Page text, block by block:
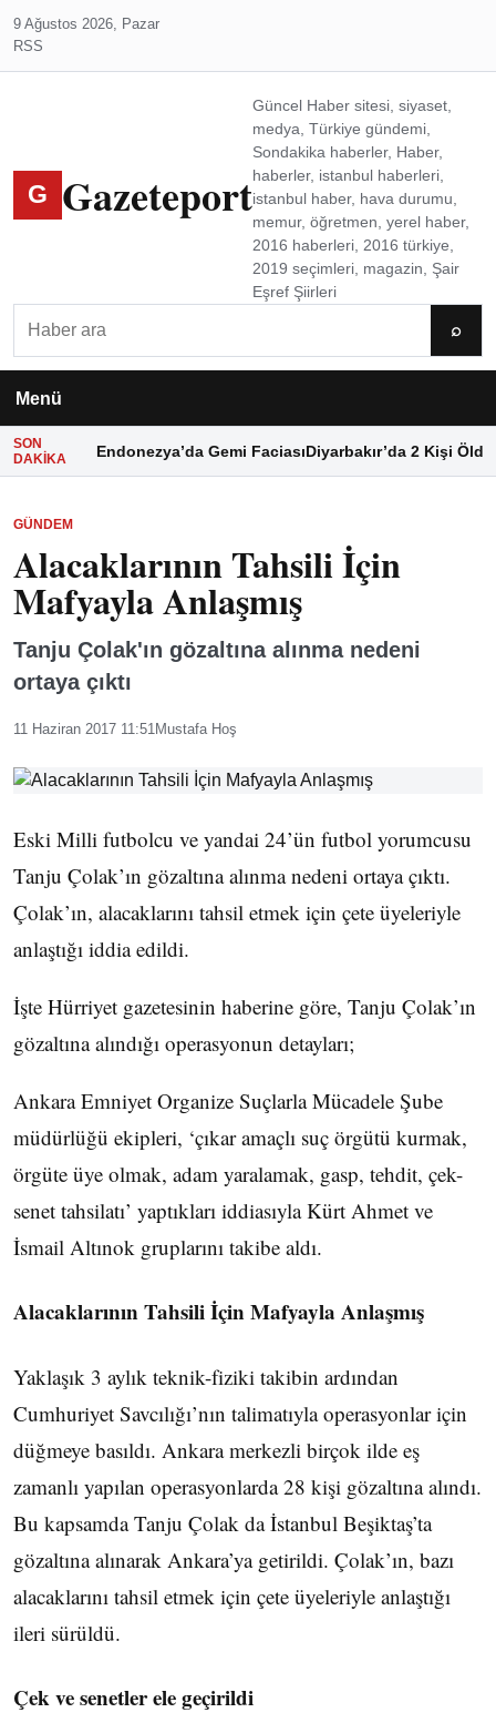
9 Ağustos 2026, Pazar
RSS
G Gazeteport
Güncel Haber sitesi, siyaset,
medya, Türkiye gündemi,
Sondakika haberler, Haber,
haberler, istanbul haberleri,
istanbul haber, hava durumu,
memur, öğretmen, yerel haber,
2016 haberleri, 2016 türkiye,
2019 seçimleri, magazin, Şair
Eşref Şiirleri
⌕
Menü
SON
DAKIKA
Endonezya’da Gemi FaciasıDiyarbakır’da 2 Kişi Öldü
GÜNDEM
Alacaklarının Tahsili İçin
Mafyayla Anlaşmış
Tanju Çolak'ın gözaltına alınma nedeni
ortaya çıktı
11 Haziran 2017 11:51Mustafa Hoş
Eski Milli futbolcu ve yandai 24’ün futbol yorumcusu
Tanju Çolak’ın gözaltına alınma nedeni ortaya çıktı.
Çolak’ın, alacaklarını tahsil etmek için çete üyeleriyle
anlaştığı iddia edildi.
İşte Hürriyet gazetesinin haberine göre, Tanju Çolak’ın
gözaltına alındığı operasyonun detayları;
Ankara Emniyet Organize Suçlarla Mücadele Şube
müdürlüğü ekipleri, ‘çıkar amaçlı suç örgütü kurmak,
örgüte üye olmak, adam yaralamak, gasp, tehdit, çek-
senet tahsilatı’ yaptıkları iddiasıyla Kürt Ahmet ve
İsmail Altınok gruplarını takibe aldı.
Alacaklarının Tahsili İçin Mafyayla Anlaşmış
Yaklaşık 3 aylık teknik-fiziki takibin ardından
Cumhuriyet Savcılığı’nın talimatıyla operasyonlar için
düğmeye basıldı. Ankara merkezli birçok ilde eş
zamanlı yapılan operasyonlarda 28 kişi gözaltına alındı.
Bu kapsamda Tanju Çolak da İstanbul Beşiktaş’ta
gözaltına alınarak Ankara’ya getirildi. Çolak’ın, bazı
alacaklarını tahsil etmek için çete üyeleriyle anlaştığı
ileri sürüldü.
Çek ve senetler ele geçirildi